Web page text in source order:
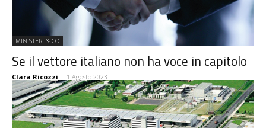
MINISTERI & CO
Se il vettore italiano non ha voce in capitolo
Clara Ricozzi - 1 Agosto 2023